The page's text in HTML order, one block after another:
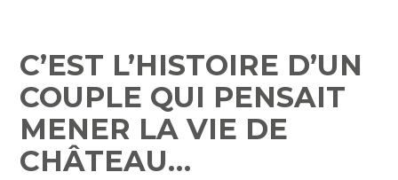
C’EST L’HISTOIRE D’UN
COUPLE QUI PENSAIT
MENER LA VIE DE
CHÂTEAU…